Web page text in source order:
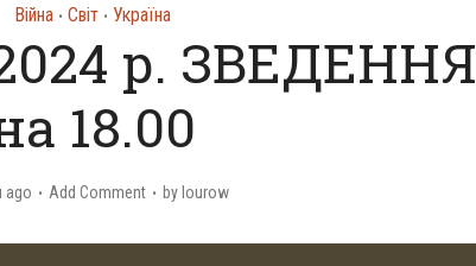
Війна • Світ • Україна
р. ЗВЕДЕННЯ
18.00
ago Add Comment by lourow